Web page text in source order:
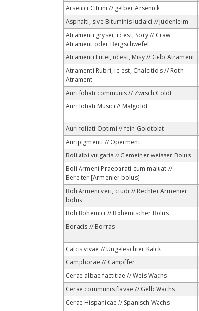
Arsenici Citrini // gelber Arsenick
Asphalti, sive Bituminis Iudaici // Jüdenleim
Atramenti grysei, id est, Sory // Graw
Atrament oder Bergschwefel
Atramenti Lutei, id est, Misy // Gelb Atrament
Atramenti Rubri, id est, Chalcitidis // Roth
Atrament
Auri foliati communis // Zwisch Goldt
Auri foliati Musici // Malgoldt
Auri foliati Optimi // fein Goldtblat
Auripigmenti // Operment
Boli albi vulgaris // Gemeiner weisser Bolus
Boli Armeni Praeparati cum maluat //
Bereiter [Armenier bolus]
Boli Armeni veri, crudi // Rechter Armenier
bolus
Boli Bohemici // Böhemischer Bolus
Boracis // Borras
Calcis vivae // Ungeleschter Kalck
Camphorae // Campffer
Cerae albae factitiae // Weis Wachs
Cerae communis flavae // Gelb Wachs
Cerae Hispanicae // Spanisch Wachs